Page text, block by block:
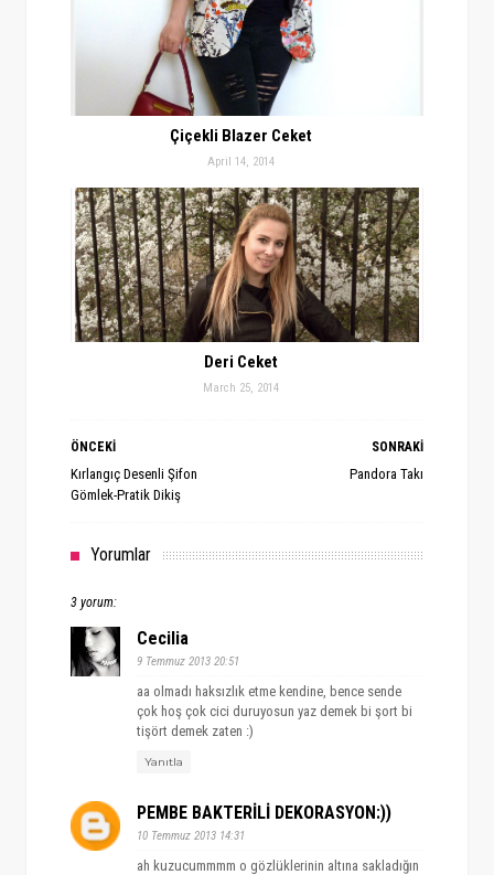
Çiçekli Blazer Ceket
April 14, 2014
Deri Ceket
March 25, 2014
SONRAKİ
Pandora Takı
ÖNCEKİ
Kırlangıç Desenli Şifon
Gömlek-Pratik Dikiş
Yorumlar
3 yorum:
Cecilia
9 Temmuz 2013 20:51
aa olmadı haksızlık etme kendine, bence sende
çok hoş çok cici duruyosun yaz demek bi şort bi
tişört demek zaten :)
Yanıtla
PEMBE BAKTERİLİ DEKORASYON:))
10 Temmuz 2013 14:31
ah kuzucummmm o gözlüklerinin altına sakladığın